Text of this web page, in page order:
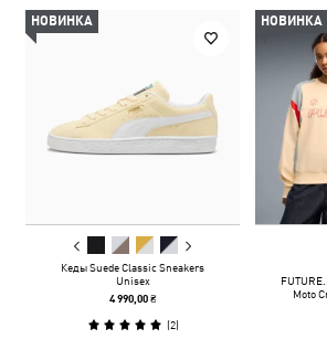
НОВИНКА
Кеды Suede Classic Sneakers
Unisex
4 990,00 ₴
(2)
НОВИНКА
Moto